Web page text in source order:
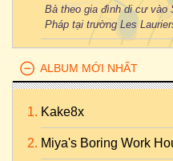
Bà theo gia đình di cư vào
Pháp tại trường Les
ALBUM MỚI NHẤT
Kake8x
Miya's Boring Work